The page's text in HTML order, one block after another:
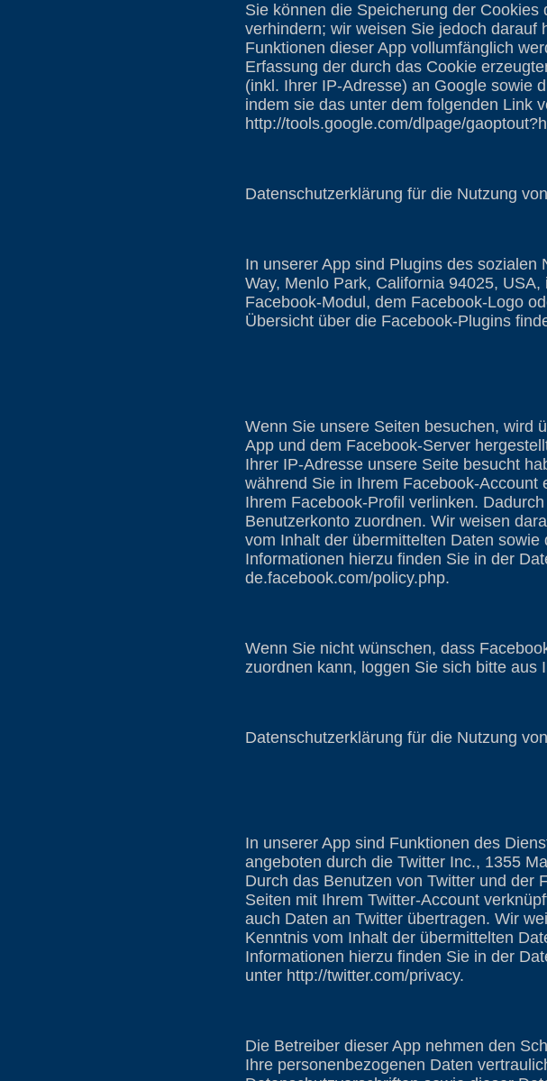
Sie können die Speicherung der
verhindern; wir weisen Sie jedoch
Funktionen dieser App vollumfänglich
Erfassung der durch das Cookie
(inkl. Ihrer IP-Adresse) an Google sowie
indem sie das unter dem folgenden Link
http://tools.google.com/dlpage/
Datenschutzerklärung für die Nutzung
In unserer App sind Plugins des
Way, Menlo Park, California 94025,
Facebook-Modul, dem Facebook-Logo
Übersicht über die Facebook-Plugins
Wenn Sie unsere Seiten besuchen, wird
App und dem Facebook-Server
Ihrer IP-Adresse unsere Seite besucht
während Sie in Ihrem Facebook-
Ihrem Facebook-Profil verlinken.
Benutzerkonto zuordnen. Wir weisen
vom Inhalt der übermittelten Daten
Informationen hierzu finden Sie in der
de.facebook.com/policy.php.
Wenn Sie nicht wünschen, dass
zuordnen kann, loggen Sie sich bitte aus
Datenschutzerklärung für die Nutzung
In unserer App sind Funktionen des
angeboten durch die Twitter Inc., 1355
Durch das Benutzen von Twitter und der
Seiten mit Ihrem Twitter-Account
auch Daten an Twitter übertragen. Wir
Kenntnis vom Inhalt der übermittelten
Informationen hierzu finden Sie in der
unter http://twitter.com/privacy.
Die Betreiber dieser App nehmen den
Ihre personenbezogenen Daten